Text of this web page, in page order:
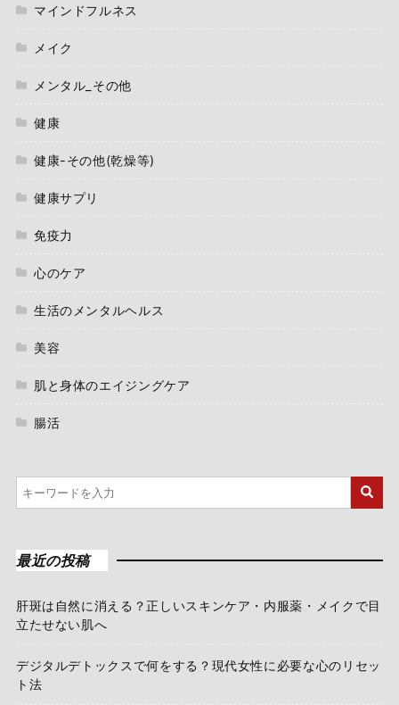
マインドフルネス
メイク
メンタル_その他
健康
健康-その他(乾燥等)
健康サプリ
免疫力
心のケア
生活のメンタルヘルス
美容
肌と身体のエイジングケア
腸活
最近の投稿
肝斑は自然に消える？正しいスキンケア・内服薬・メイクで目
立たせない肌へ
デジタルデトックスで何をする？現代女性に必要な心のリセッ
ト法